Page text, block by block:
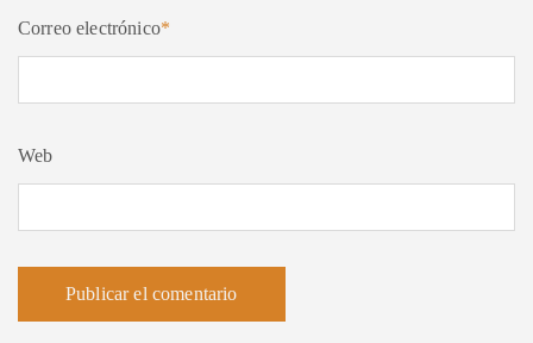
Correo electrónico*
Web